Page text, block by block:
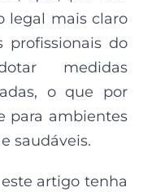
legal mais claro
profissionais do
medidas
o que por
para ambientes
saudáveis.
artigo tenha